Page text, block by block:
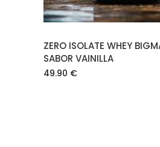
ZERO ISOLATE WHEY
SABOR VAINILLA
49.90 €